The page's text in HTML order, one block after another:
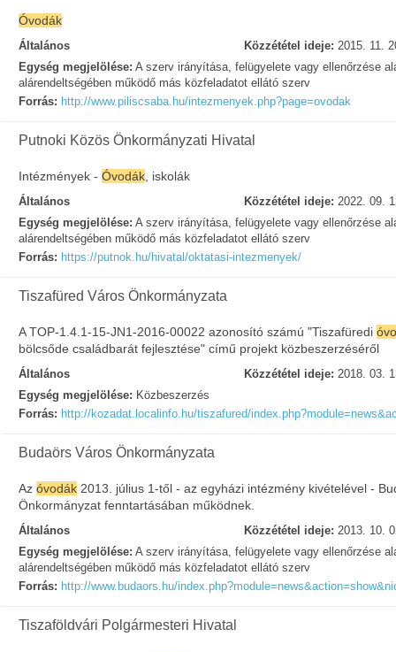
Óvodák
Általános Közzététel ideje: 2015. 11.
Egység megjelölése: A szerv irányítása, felügyelete vagy ellenőrzése
alárendeltségében működő más közfeladatot ellátó szerv
Forrás: http://www.piliscsaba.hu/intezmenyek.php?page=ovodak
Putnoki Közös Önkormányzati Hivatal
Intézmények - Óvodák , iskolák
Általános Közzététel ideje: 2022. 09.
Egység megjelölése: A szerv irányítása, felügyelete vagy ellenőrzése
alárendeltségében működő más közfeladatot ellátó szerv
Forrás: https://putnok.hu/hivatal/oktatasi-intezmenyek/
Tiszafüred Város Önkormányzata
A TOP-1.4.1-15-JN1-2016-00022 azonosító számú "Tiszafüredi
bölcsőde családbarát fejlesztése" című projekt közbeszerzéséről
Általános Közzététel ideje: 2018. 03.
Egység megjelölése: Közbeszerzés
Forrás: http://kozadat.localinfo.hu/tiszafured/
Budaörs Város Önkormányzata
Az óvodák 2013. július 1-től - az egyházi intézmény kivételével -
Önkormányzat fenntartásában működnek.
Általános Közzététel ideje: 2013. 10.
Egység megjelölése: A szerv irányítása, felügyelete vagy ellenőrzése
alárendeltségében működő más közfeladatot ellátó szerv
Forrás: http://www.budaors.hu/
Tiszaföldvári Polgármesteri Hivatal